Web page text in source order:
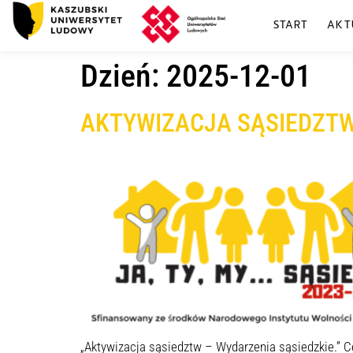
START
Dzień: 2025-12-01
AKTYWIZACJA
„Aktywizacja sąsiedztw – Wydarzenia